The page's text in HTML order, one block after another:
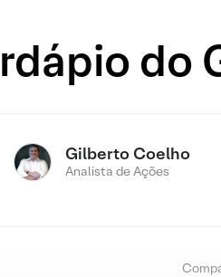
do
Gilberto Coelho
Analista de Ações